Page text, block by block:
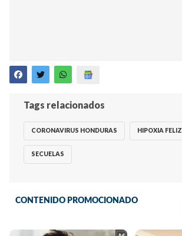
Tags relacionados
CORONAVIRUS HONDURAS HIPOXIA FELIZ
SECUELAS